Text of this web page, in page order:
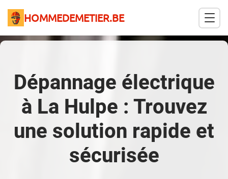
HOMMEDEMETIER.BE
Dépannage électrique
à La Hulpe : Trouvez
une solution rapide et
sécurisée